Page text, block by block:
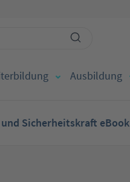
Ausbildung
Sicherheitskraft eBook